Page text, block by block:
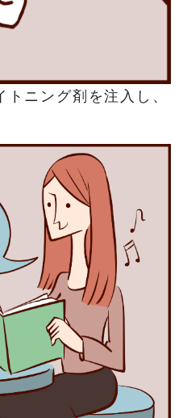
ニング剤を注入し、